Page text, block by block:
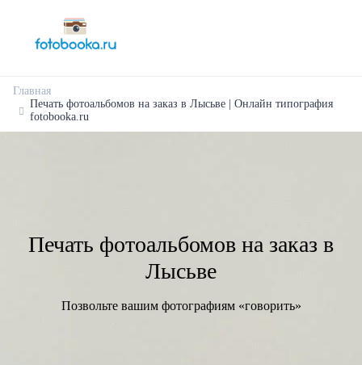
Главная
Печать фотоальбомов на заказ в Лысьве | Онлайн типография
fotobooka.ru
Печать фотоальбомов на заказ в
Лысьве
Позвольте вашим фотографиям «говорить»